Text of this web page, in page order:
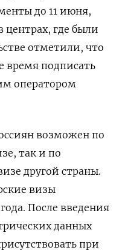
до 11 июня,
центрах, где были
отметили, что
время подписать
оператором
возможен по
так и по
другой страны.
визы
После введения
данных
при